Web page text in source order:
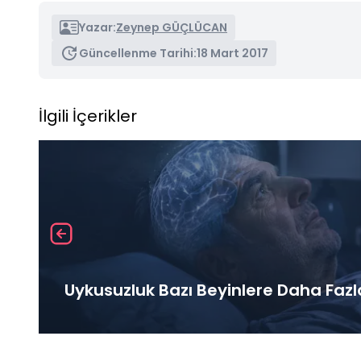
Yazar:Zeynep GÜÇLÜCAN
Güncellenme Tarihi:18 Mart 2017
İlgili İçerikler
Uykusuzluk Bazı Beyinlere Daha